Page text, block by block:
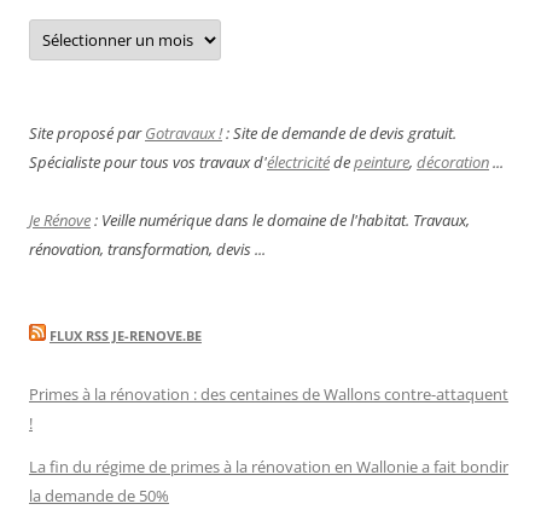
Archives
Site proposé parGotravaux !: Site de demande de devis gratuit.
Spécialiste pour tous vos travaux d'électricitédepeinture, décoration...
Je Rénove: Veille numérique dans le domaine de l'habitat. Travaux,
rénovation, transformation, devis ...
FLUX RSS JE-RENOVE.BE
Primes à la rénovation : des centaines de Wallons contre-attaquent
!
La fin du régime de primes à la rénovation en Wallonie a fait bondir
la demande de 50%